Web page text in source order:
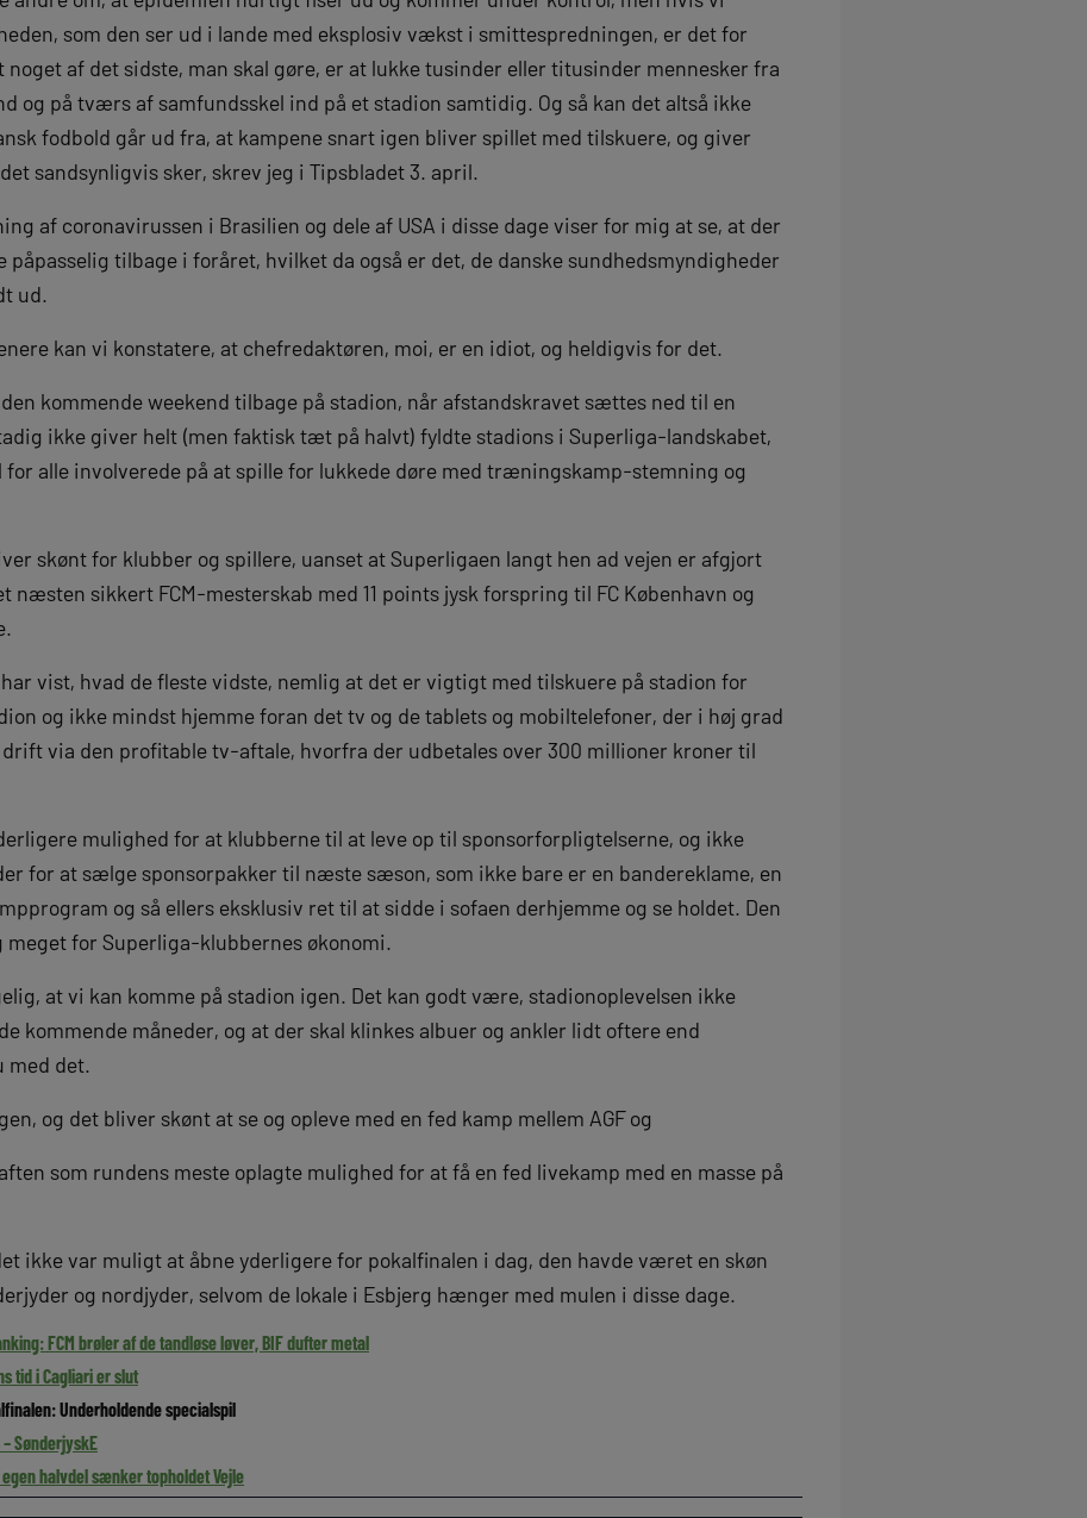
som den ser ud i lande med eksplosiv vækst i smittespredningen, er det for
noget af det sidste, man skal gøre, er at lukke tusinder eller titusinder mennesker fra
og på tværs af samfundsskel ind på et stadion samtidig. Og så kan det altså ikke
fodbold går ud fra, at kampene snart igen bliver spillet med tilskuere, og giver
sandsynligvis sker, skrev jeg i Tipsbladet 3. april.
af coronavirussen i Brasilien og dele af USA i disse dage viser for mig at se, at der
tilbage i foråret, hvilket da også er det, de danske sundhedsmyndigheder
ud.
kan vi konstatere, at chefredaktøren, moi, er en idiot, og heldigvis for det.
kommende weekend tilbage på stadion, når afstandskravet sættes ned til en
ikke giver helt (men faktisk tæt på halvt) fyldte stadions i Superliga-landskabet,
alle involverede på at spille for lukkede døre med træningskamp-stemning og
skønt for klubber og spillere, uanset at Superligaen langt hen ad vejen er afgjort
næsten sikkert FCM-mesterskab med 11 points jysk forspring til FC København og
vist, hvad de fleste vidste, nemlig at det er vigtigt med tilskuere på stadion for
og ikke mindst hjemme foran det tv og de tablets og mobiltelefoner, der i høj grad
via den profitable tv-aftale, hvorfra der udbetales over 300 millioner kroner til
mulighed for at klubberne til at leve op til sponsorforpligtelserne, og ikke
for at sælge sponsorpakker til næste sæson, som ikke bare er en bandereklame, en
og så ellers eksklusiv ret til at sidde i sofaen derhjemme og se holdet. Den
for Superliga-klubbernes økonomi.
at vi kan komme på stadion igen. Det kan godt være, stadionoplevelsen ikke
kommende måneder, og at der skal klinkes albuer og ankler lidt oftere end
med det.
og det bliver skønt at se og opleve med en fed kamp mellem AGF og
som rundens meste oplagte mulighed for at få en fed livekamp med en masse på
ikke var muligt at åbne yderligere for pokalfinalen i dag, den havde været en skøn
og nordjyder, selvom de lokale i Esbjerg hænger med mulen i disse dage.
FCM brøler af de tandløse løver, BIF dufter metal
tid i Cagliari er slut
Underholdende specialspil
SønderjyskE
halvdel sænker topholdet Vejle